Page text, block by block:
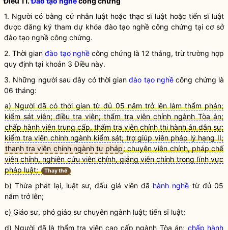
1. Người có bằng cử nhân luật hoặc thạc sĩ luật hoặc tiến sĩ luật
được đăng ký tham dự khóa đào tạo nghềcông chứng tại cơ sở
đào tạo nghề công chứng.
2. Thời gianđào tạo nghề công chứng là 12 tháng, trừ trường hợp
quy định tại khoản 3 Điều này.
3. Những người sau đây có thời gianđào tạo nghề công chứng là
06 tháng:
a) Người đã có thời gian từ đủ 05 năm trở lên làm thẩm phán;
kiểm sát viên; điều tra viên; thẩm tra viên chính ngành Tòa án;
chấp hành viêntrung cấp, thẩm tra viên chính thi hành án dân sự;
kiểm tra viên chính ngành kiểm sát;trợ giúp viên pháp lýhạng II;
thanh tra viên chính ngành tư pháp; chuyên viên chính, pháp chế
viên chính, nghiên cứu viên chính, giảng viên chính trong lĩnh vực
pháp luật;
Thay thế
b) Thừa phát lại, luậtsư, đấu giá viên đã hành nghề từ đủ 05
năm trở lên;
c) Giáo sư, phó giáo sư chuyên ngành luật; tiến sĩ luật;
d) Người đã là thẩm tra viên cao cấp ngành Tòa án; chấp hành